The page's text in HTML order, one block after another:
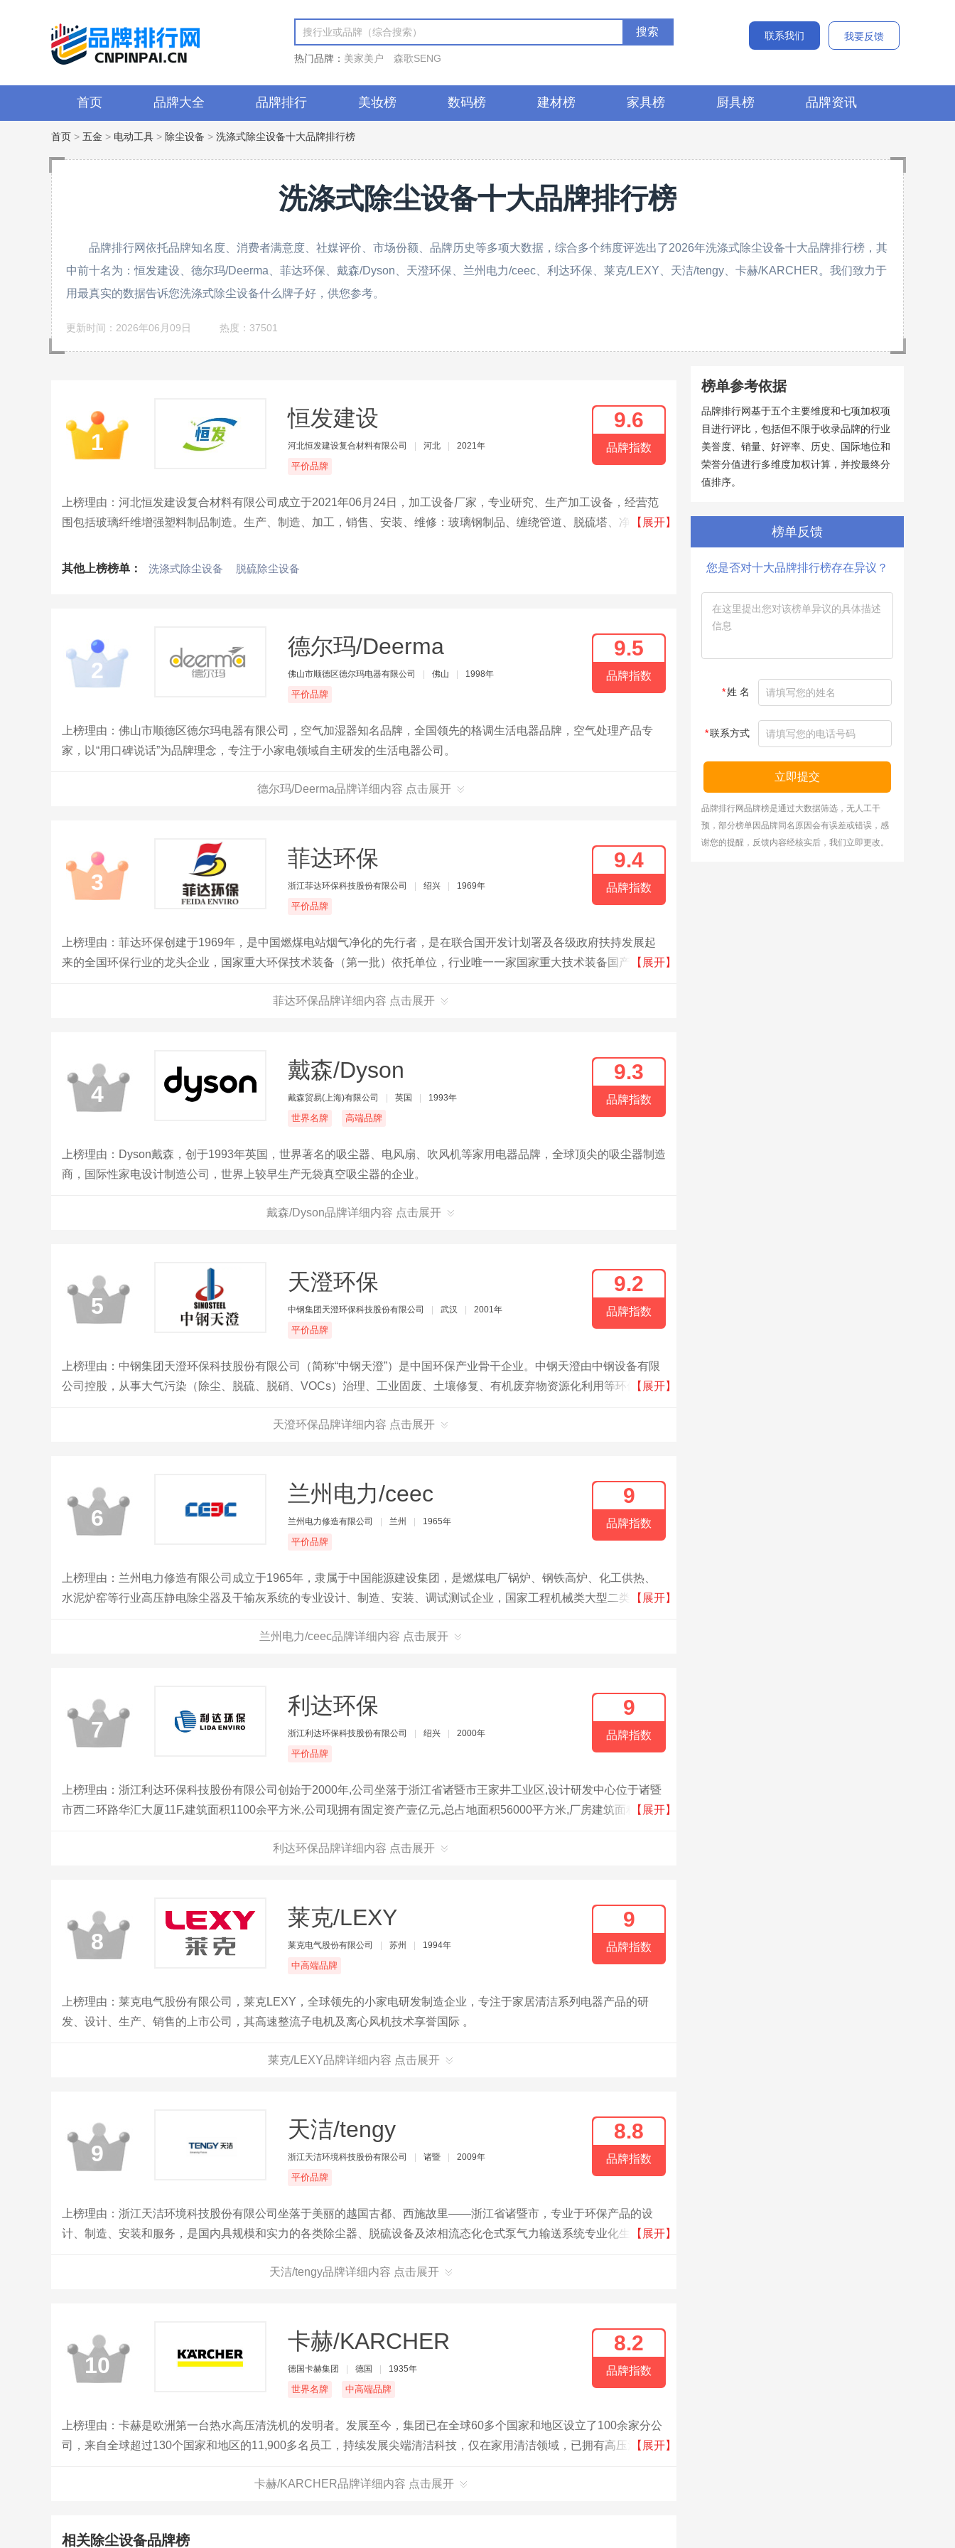
联系我们
我要反馈
热门品牌： 美家美户 森歌SENG
首页 品牌大全 品牌排行 美妆榜 数码榜 建材榜 家具榜 厨具榜 品牌资讯
首页 > 五金 > 电动工具 > 除尘设备 > 洗涤式除尘设备十大品牌排行榜
洗涤式除尘设备十大品牌排行榜
品牌排行网依托品牌知名度、消费者满意度、社媒评价、市场份额、品牌历史等多项大数据，综合多个纬度评选出了2026年洗涤式除尘设备十大品牌排行榜，其
中前十名为：恒发建设、德尔玛/Deerma、菲达环保、戴森/Dyson、天澄环保、兰州电力/ceec、利达环保、莱克/LEXY、天洁/tengy、卡赫/KARCHER。我们致力于
用最真实的数据告诉您洗涤式除尘设备什么牌子好，供您参考。
更新时间：2026年06月09日 热度：37501
1
恒发建设
河北恒发建设复合材料有限公司 河北 2021年
平价品牌
9.6
品牌指数
上榜理由：河北恒发建设复合材料有限公司成立于2021年06月24日，加工设备厂家，专业研究、生产加工设备，经营范
围包括玻璃纤维增强塑料制品制造。生产、制造、加工，销售、安装、维修：玻璃钢制品、缠绕管道、脱硫塔、净化塔、
【展开】
其他上榜榜单： 洗涤式除尘设备 脱硫除尘设备
2
德尔玛/Deerma
佛山市顺德区德尔玛电器有限公司 佛山 1998年
平价品牌
9.5
品牌指数
上榜理由：佛山市顺德区德尔玛电器有限公司，空气加湿器知名品牌，全国领先的格调生活电器品牌，空气处理产品专
家，以“用口碑说话”为品牌理念，专注于小家电领域自主研发的生活电器公司。
德尔玛/Deerma品牌详细内容 点击展开
3
菲达环保
浙江菲达环保科技股份有限公司 绍兴 1969年
平价品牌
9.4
品牌指数
上榜理由：菲达环保创建于1969年，是中国燃煤电站烟气净化的先行者，是在联合国开发计划署及各级政府扶持发展起
来的全国环保行业的龙头企业，国家重大环保技术装备（第一批）依托单位，行业唯一一家国家重大技术装备国产化基【展开】
菲达环保品牌详细内容 点击展开
4
戴森/Dyson
戴森贸易(上海)有限公司 英国 1993年
世界名牌 高端品牌
9.3
品牌指数
上榜理由：Dyson戴森，创于1993年英国，世界著名的吸尘器、电风扇、吹风机等家用电器品牌，全球顶尖的吸尘器制造
商，国际性家电设计制造公司，世界上较早生产无袋真空吸尘器的企业。
戴森/Dyson品牌详细内容 点击展开
5
天澄环保
中钢集团天澄环保科技股份有限公司 武汉 2001年
平价品牌
9.2
品牌指数
上榜理由：中钢集团天澄环保科技股份有限公司（简称“中钢天澄”）是中国环保产业骨干企业。中钢天澄由中钢设备有限
公司控股，从事大气污染（除尘、脱硫、脱硝、VOCs）治理、工业固废、土壤修复、有机废弃物资源化利用等环保技术
综合治理技术，工业炉窑烟气协同净化与高效脱除、高效袋式除尘（预荷电袋式除尘）、石化催化裂化烟气净化技术，脱
【展开】
天澄环保品牌详细内容 点击展开
6
兰州电力/ceec
兰州电力修造有限公司 兰州 1965年
平价品牌
9
品牌指数
上榜理由：兰州电力修造有限公司成立于1965年，隶属于中国能源建设集团，是燃煤电厂锅炉、钢铁高炉、化工供热、
水泥炉窑等行业高压静电除尘器及干输灰系统的专业设计、制造、安装、调试测试企业，国家工程机械类大型二类企业，
【展开】
兰州电力/ceec品牌详细内容 点击展开
7
利达环保
浙江利达环保科技股份有限公司 绍兴 2000年
平价品牌
9
品牌指数
上榜理由：浙江利达环保科技股份有限公司创始于2000年,公司坐落于浙江省诸暨市王家井工业区,设计研发中心位于诸暨
市西二环路华汇大厦11F,建筑面积1100余平方米,公司现拥有固定资产壹亿元,总占地面积56000平方米,厂房建筑面积
环保产品的综合研发、生产、销售、及工程安装服务。主要产品包括电除尘器、布袋除尘器、电袋复合除尘器、湿式除尘
设备。
【展开】
利达环保品牌详细内容 点击展开
8
莱克/LEXY
莱克电气股份有限公司 苏州 1994年
中高端品牌
9
品牌指数
上榜理由：莱克电气股份有限公司，莱克LEXY，全球领先的小家电研发制造企业，专注于家居清洁系列电器产品的研
发、设计、生产、销售的上市公司，其高速整流子电机及离心风机技术享誉国际 。
莱克/LEXY品牌详细内容 点击展开
9
天洁/tengy
浙江天洁环境科技股份有限公司 诸暨 2009年
平价品牌
8.8
品牌指数
上榜理由：浙江天洁环境科技股份有限公司坐落于美丽的越国古都、西施故里——浙江省诸暨市，专业于环保产品的设
计、制造、安装和服务，是国内具规模和实力的各类除尘器、脱硫设备及浓相流态化仓式泵气力输送系统专业化生产厂家
【展开】
天洁/tengy品牌详细内容 点击展开
10
卡赫/KARCHER
德国卡赫集团 德国 1935年
世界名牌 中高端品牌
8.2
品牌指数
上榜理由：卡赫是欧洲第一台热水高压清洗机的发明者。发展至今，集团已在全球60多个国家和地区设立了100余家分公
司，来自全球超过130个国家和地区的11,900多名员工，持续发展尖端清洁科技，仅在家用清洁领域，已拥有高压清洗【展开】
卡赫/KARCHER品牌详细内容 点击展开
相关除尘设备品牌榜
榜单参考依据
品牌排行网基于五个主要维度和七项加权项
目进行评比，包括但不限于收录品牌的行业
美誉度、销量、好评率、历史、国际地位和
荣誉分值进行多维度加权计算，并按最终分
值排序。
榜单反馈
您是否对十大品牌排行榜存在异议？
*姓 名
*联系方式
立即提交
品牌排行网品牌榜是通过大数据筛选，无人工干
预，部分榜单因品牌同名原因会有误差或错误，感
谢您的提醒，反馈内容经核实后，我们立即更改。